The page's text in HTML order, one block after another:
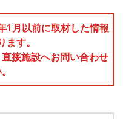
1月以前に取材した情報
す。
接施設へお問い合わせ